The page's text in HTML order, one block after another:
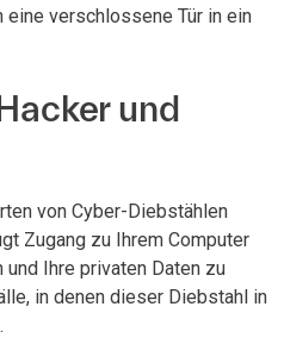
eine verschlossene Tür in ein
und
von Cyber-Diebstählen
Zugang zu Ihrem Computer
Ihre privaten Daten zu
in denen dieser Diebstahl in